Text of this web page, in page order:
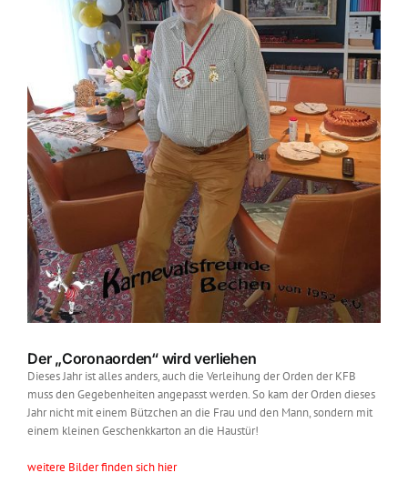
Der „Coronaorden“ wird verliehen
Dieses Jahr ist alles anders, auch die Verleihung der Orden der KFB
muss den Gegebenheiten angepasst werden. So kam der Orden dieses
Jahr nicht mit einem Bützchen an die Frau und den Mann, sondern mit
einem kleinen Geschenkkarton an die Haustür!
weitere Bilder finden sich hier